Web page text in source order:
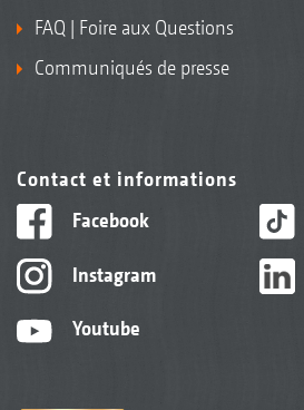
FAQ | Foire aux Questions
Communiqués de presse
Contact et informations
Facebook
Instagram
Youtube